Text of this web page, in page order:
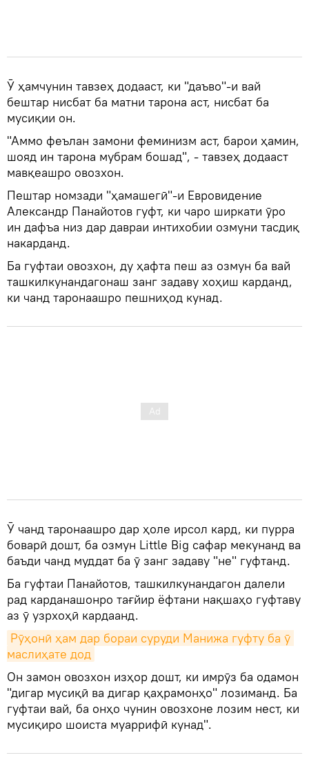
Ӯ ҳамчунин тавзеҳ додааст, ки "даъво"-и вай
бештар нисбат ба матни тарона аст, нисбат ба
мусиқии он.
"Аммо феълан замони феминизм аст, барои ҳамин,
шояд ин тарона мубрам бошад", - тавзеҳ додааст
мавқеашро овозхон.
Пештар номзади "ҳамашегӣ"-и Евровидение
Александр Панайотов гуфт, ки чаро ширкати ӯро
ин дафъа низ дар давраи интихобии озмуни тасдиқ
накарданд.
Ба гуфтаи овозхон, ду ҳафта пеш аз озмун ба вай
ташкилкунандагонаш занг задаву хоҳиш карданд,
ки чанд таронаашро пешниҳод кунад.
Ӯ чанд таронаашро дар ҳоле ирсол кард, ки пурра
боварӣ дошт, ба озмун Little Big сафар мекунанд ва
баъди чанд муддат ба ӯ занг задаву "не" гуфтанд.
Ба гуфтаи Панайотов, ташкилкунандагон далели
рад карданашонро тағйир ёфтани нақшаҳо гуфтаву
аз ӯ узрхоҳӣ кардаанд.
Рӯҳонӣ ҳам дар бораи суруди Манижа гуфту ба ӯ
маслиҳате дод
Он замон овозхон изҳор дошт, ки имрӯз ба одамон
"дигар мусиқӣ ва дигар қаҳрамонҳо" лозиманд. Ба
гуфтаи вай, ба онҳо чунин овозхоне лозим нест, ки
мусиқиро шоиста муаррифӣ кунад".